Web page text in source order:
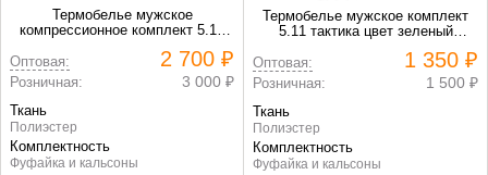
Термобелье мужское
компрессионное комплект 5.11
Оптовая:
2 700 ₽
Розничная: 3 000 ₽
Ткань
Полиэстер
Комплектность
Фуфайка и кальсоны
Термобелье мужское комплект
5.11 тактика цвет зеленый
Оптовая:
1 350 ₽
Розничная: 1 500 ₽
Ткань
Полиэстер
Комплектность
Фуфайка и кальсоны